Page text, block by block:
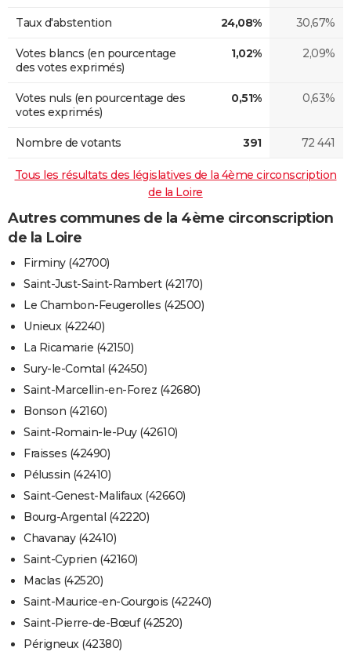
Taux d'abstention 24,08% 30,67%
Votes blancs (en pourcentage
des votes exprimés)
1,02% 2,09%
Votes nuls (en pourcentage des
votes exprimés)
0,51% 0,63%
Nombre de votants 391 72 441
Tous les résultats des législatives de la 4ème circonscription
de la Loire
Autres communes de la 4ème circonscription
de la Loire
Firminy (42700)
Saint-Just-Saint-Rambert (42170)
Le Chambon-Feugerolles (42500)
Unieux (42240)
La Ricamarie (42150)
Sury-le-Comtal (42450)
Saint-Marcellin-en-Forez (42680)
Bonson (42160)
Saint-Romain-le-Puy (42610)
Fraisses (42490)
Pélussin (42410)
Saint-Genest-Malifaux (42660)
Bourg-Argental (42220)
Chavanay (42410)
Saint-Cyprien (42160)
Maclas (42520)
Saint-Maurice-en-Gourgois (42240)
Saint-Pierre-de-Bœuf (42520)
Périgneux (42380)